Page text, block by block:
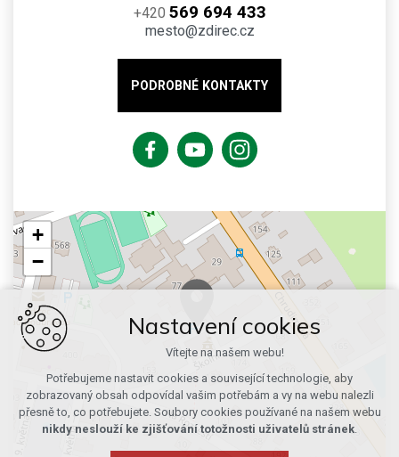
+420 569 694 433
mesto@zdirec.cz
PODROBNÉ KONTAKTY
+
−
Nastavení cookies
Vítejte na našem webu!
Potřebujeme nastavit cookies a související technologie, aby
zobrazovaný obsah odpovídal vašim potřebám a vy na webu nalezli
přesně to, co potřebujete. Soubory cookies používané na našem webu
nikdy neslouží ke zjišťování totožnosti uživatelů stránek.